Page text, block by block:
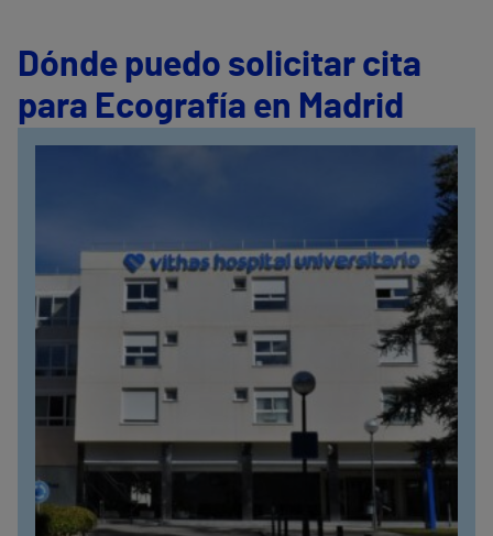
Dónde puedo solicitar cita
para Ecografía en Madrid